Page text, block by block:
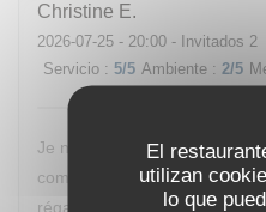
El
utilizan
lo que
Christine E
2026-07-25 - 20:00 - Invitados 2
Servicio : 5/5 Ambiente : 2/5
Je ne reviendrai pas manger
commandé des moules, nous
régalés, pas mieux qu’à la